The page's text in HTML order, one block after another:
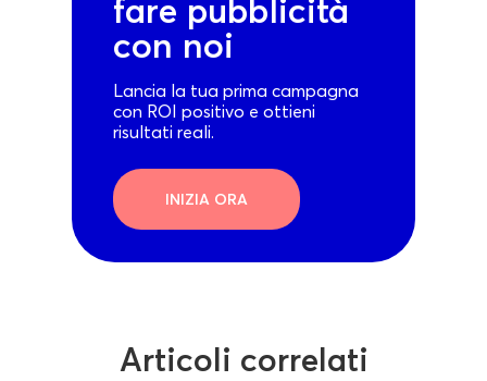
fare pubblicità
con noi
Lancia la tua prima campagna
con ROI positivo e ottieni
risultati reali.
INIZIA ORA
Articoli correlati